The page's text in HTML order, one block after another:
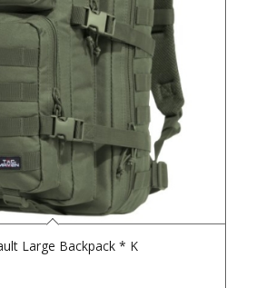
Large Backpack * K